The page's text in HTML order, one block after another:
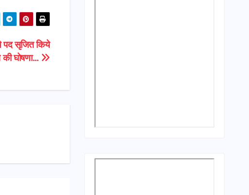
सृजित किये
घोषणा…